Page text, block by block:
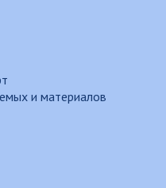
и материалов